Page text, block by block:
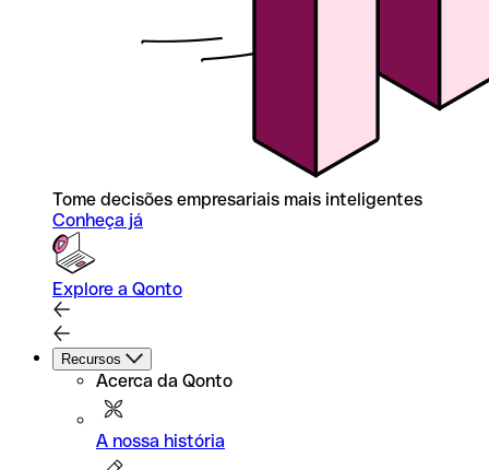
Tome decisões empresariais mais inteligentes
Conheça já
Explore a Qonto
Recursos
Acerca da Qonto
A nossa história